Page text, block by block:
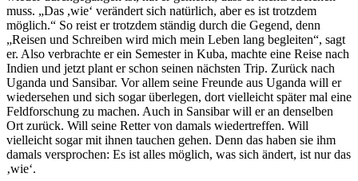
muss. „Das ,wie‘ verändert sich natürlich, aber es ist trotzdem
möglich.“ So reist er trotzdem ständig durch die Gegend, denn
„Reisen und Schreiben wird mich mein Leben lang begleiten“, sagt
er. Also verbrachte er ein Semester in Kuba, machte eine Reise nach
Indien und jetzt plant er schon seinen nächsten Trip. Zurück nach
Uganda und Sansibar. Vor allem seine Freunde aus Uganda will er
wiedersehen und sich sogar überlegen, dort vielleicht später mal eine
Feldforschung zu machen. Auch in Sansibar will er an denselben
Ort zurück. Will seine Retter von damals wiedertreffen. Will
vielleicht sogar mit ihnen tauchen gehen. Denn das haben sie ihm
damals versprochen: Es ist alles möglich, was sich ändert, ist nur das
‚wie‘.